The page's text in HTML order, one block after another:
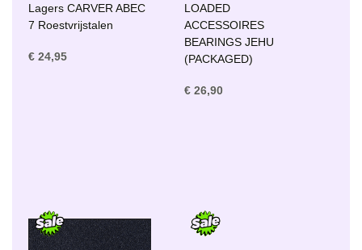
Lagers CARVER ABEC
7 Roestvrijstalen
€ 24,95
LOADED
ACCESSOIRES
BEARINGS JEHU
(PACKAGED)
€ 26,90